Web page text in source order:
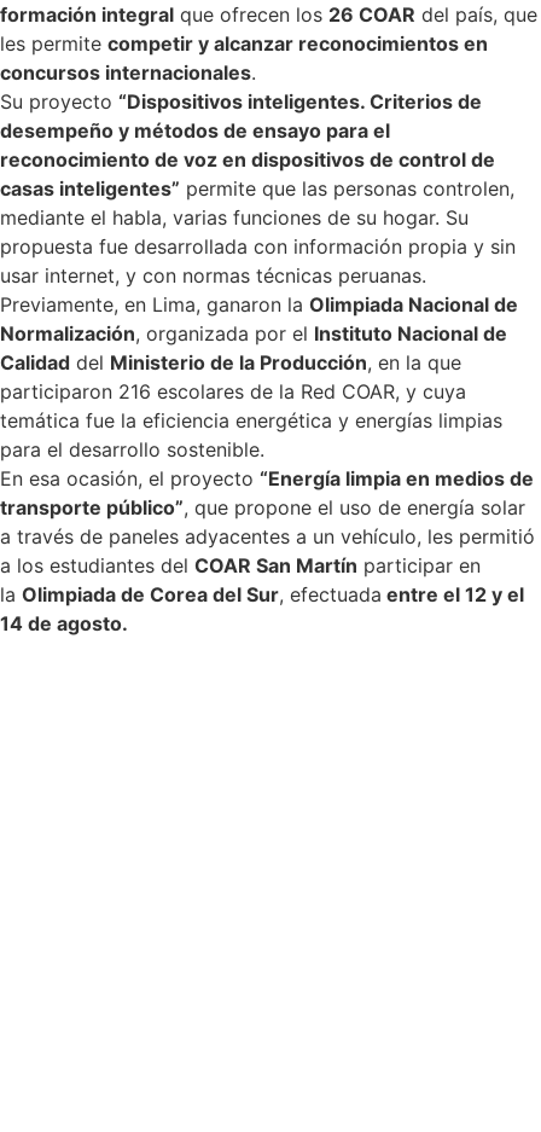
formación integral que ofrecen los 26 COAR del país, que
les permite competir y alcanzar reconocimientos en
concursos internacionales.
Su proyecto “Dispositivos inteligentes. Criterios de
desempeño y métodos de ensayo para el
reconocimiento de voz en dispositivos de control de
casas inteligentes” permite que las personas controlen,
mediante el habla, varias funciones de su hogar. Su
propuesta fue desarrollada con información propia y sin
usar internet, y con normas técnicas peruanas.
Previamente, en Lima, ganaron la Olimpiada Nacional de
Normalización, organizada por el Instituto Nacional de
Calidad del Ministerio de la Producción, en la que
participaron 216 escolares de la Red COAR, y cuya
temática fue la eficiencia energética y energías limpias
para el desarrollo sostenible.
En esa ocasión, el proyecto “Energía limpia en medios de
transporte público”, que propone el uso de energía solar
a través de paneles adyacentes a un vehículo, les permitió
a los estudiantes del COAR San Martín participar en
la Olimpiada de Corea del Sur, efectuada entre el 12 y el
14 de agosto.